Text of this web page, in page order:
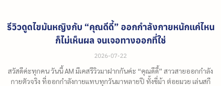
รีวิวดูดไขมันหญิงกับ “คุณดีดี้” ออกกำลังกายหนักแค่ไหน
ก็ไม่เห็นผล จนเจอทางออกที่ใช่
2026-07-22
สวัสดีค่ะทุกคน วันนี้ AM มีเคสรีวิวมาฝากกันค่ะ “คุณดีดี้” สาวสายออกกำลัง
กายตัวจริง ที่ออกกำลังกายแทบทุกวันมาหลายปี ทั้งขี่ม้า ต่อยมวย เล่นสกี